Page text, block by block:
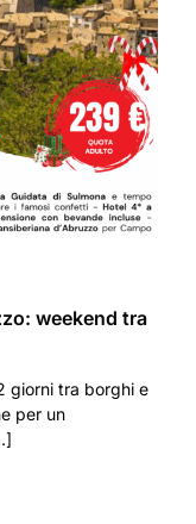
weekend tra
giorni tra borghi e
per un